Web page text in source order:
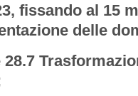
fissando al 15
delle
28.7